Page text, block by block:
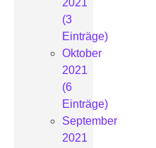
2021
(3
Einträge)
Oktober
2021
(6
Einträge)
September
2021